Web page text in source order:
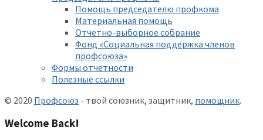
Помощь председателю профкома
Материальная помощь
Отчетно-выборное собрание
Фонд «Социальная поддержка членов
профсоюза»
Формы отчетности
Полезные ссылки
© 2020 Профсоюз - твой союзник, защитник, помощник.
Welcome Back!